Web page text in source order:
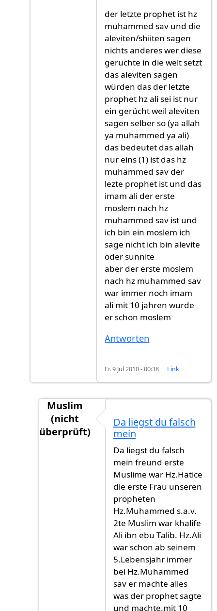
der letzte prophet ist hz
muhammed sav und die
aleviten/shiiten sagen
nichts anderes wer diese
gerüchte in die welt setzt
das aleviten sagen
würden das der letzte
prophet hz ali sei ist nur
ein gerücht weil aleviten
sagen selber so (ya allah
ya muhammed ya ali)
das bedeutet das allah
nur eins (1) ist das hz
muhammed sav der
lezte prophet ist und das
imam ali der erste
moslem nach hz
muhammed sav ist und
ich bin ein moslem ich
sage nicht ich bin alevite
oder sunnite
aber der erste moslem
nach hz muhammed sav
war immer noch imam
ali mit 10 jahren wurde
er schon moslem
Antworten
Fr. 9 Jul 2010 - 00:38 Link
Muslim
(nicht
überprüft)
12imame anführer imam ali
Da liegst du falsch
mein
Da liegst du falsch
mein freund erste
Muslime war Hz.Hatice
die erste Frau unseren
propheten
Hz.Muhammed s.a.v.
2te Muslim war khalife
Ali ibn ebu Talib. Hz.Ali
war schon ab seinem
5.Lebensjahr immer
bei Hz.Muhammed
sav er machte alles
was der prophet sagte
und machte.mit 10